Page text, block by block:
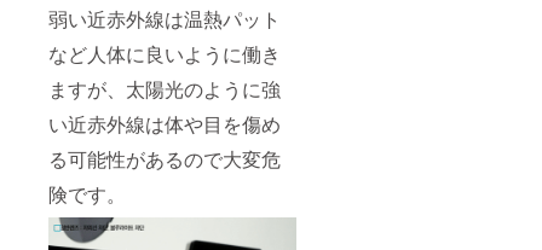
弱い近赤外線は温熱パット
など人体に良いように働き
ますが、太陽光のように強
い近赤外線は体や目を傷め
る可能性があるので大変危
険です。